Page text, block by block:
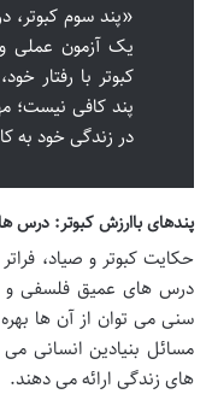
«پند سوم کبوتر،
یک آزمون عملی
کبوتر با رفتار
پند کافی نیست؛
در زندگی خود به
پندهای باارزش کبوتر: درس
حکایت کبوتر و صیاد،
درس های عمیق فلسفی و
سنی می توان از آن ها
مسائل بنیادین انسانی می
های زندگی ارائه می دهند.